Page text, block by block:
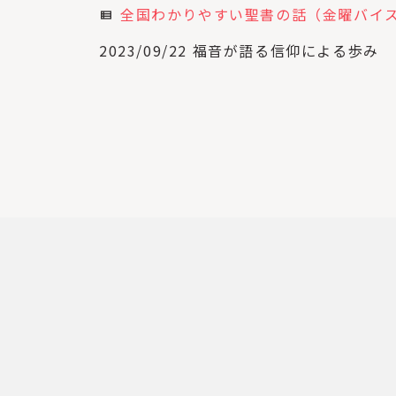
view_list
全国わかりやすい聖書の話（金曜バイ
2023/09/22 福音が語る信仰による歩み